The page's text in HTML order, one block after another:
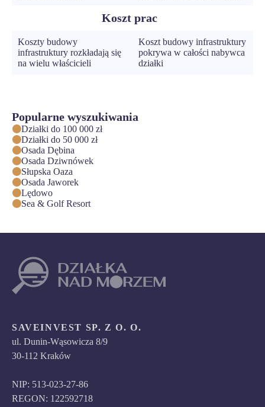
Koszt prac
Koszty budowy
infrastruktury rozkładają się
na wielu właścicieli
Koszt budowy infrastruktury
pokrywa w całości nabywca
działki
Popularne wyszukiwania
Działki do 100 000 zł
Działki do 50 000 zł
Osada Dębina
Osada Dziwnówek
Słupska Oaza
Osada Jaworek
Lędowo
Sea & Golf Resort
SAVEINVEST SP. Z O. O.
ul. Dunin-Wąsowicza 8/9
30-112 Kraków
NIP: 513-023-27-86
REGON: 122592718